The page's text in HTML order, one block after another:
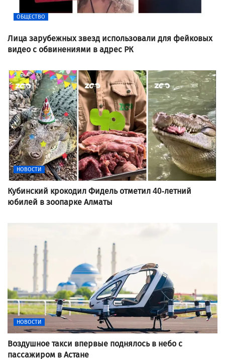
ОБЩЕСТВО
Лица зарубежных звезд использовали для фейковых
видео с обвинениями в адрес РК
НОВОСТИ
Кубинский крокодил Фидель отметил 40-летний
юбилей в зоопарке Алматы
НОВОСТИ
Воздушное такси впервые поднялось в небо с
пассажиром в Астане